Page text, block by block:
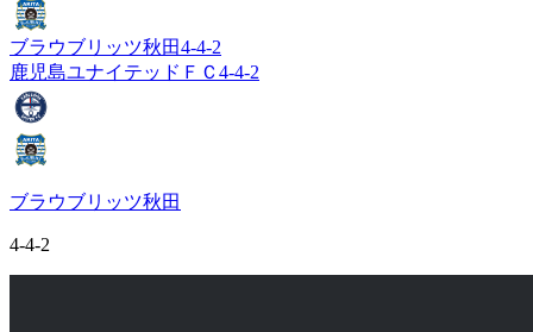
ブラウブリッツ秋田4-4-2
鹿児島ユナイテッドＦＣ 4-4-2
ブラウブリッツ秋田
4-4-2